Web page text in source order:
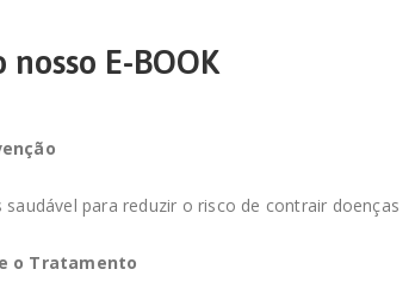
E-BOOK
para reduzir o risco de contrair doenças
o Tratamento